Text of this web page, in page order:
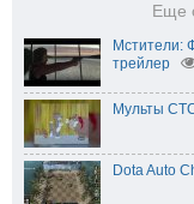
Еще
Мстители:
трейлер
Мульты
Dota Auto